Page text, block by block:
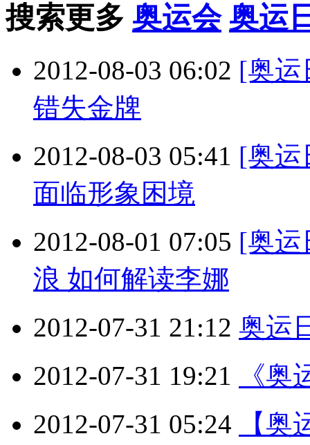
搜索更多 奥运会 奥运
2012-08-03 06:02 [奥运
错失金牌
2012-08-03 05:41 [奥运
面临形象困境
2012-08-01 07:05 [奥运
浪 如何解读李娜
2012-07-31 21:12 奥运
2012-07-31 19:21
《奥
2012-07-31 05:24
【